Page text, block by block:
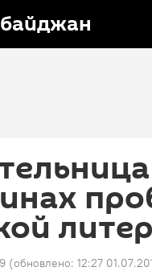
(обновлено: 12:27